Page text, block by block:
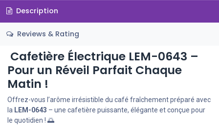
Description
Reviews & Rating
Cafetière Électrique LEM-0643 –
Pour un Réveil Parfait Chaque
Matin !
Offrez-vous l’arôme irrésistible du café fraîchement préparé avec
la LEM-0643 – une cafetière puissante, élégante et conçue pour
le quotidien ! 🌅